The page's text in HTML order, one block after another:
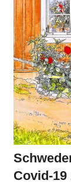
Covid-